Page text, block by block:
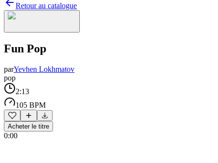
Retour au catalogue
Fun Pop
parYevhen Lokhmatov
pop
2:13
105 BPM
Acheter le titre
0:00